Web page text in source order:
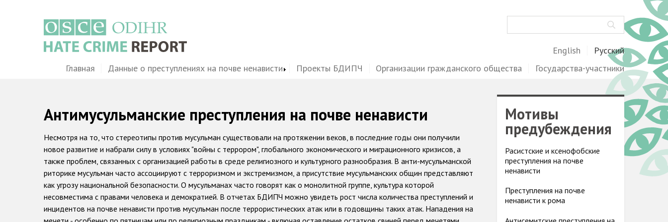
English Русский
MainГлавная Данные о преступлениях на почве ненависти Проекты БДИПЧ Организации гражданского общества Государства-участники
Антимусульманские преступления на почве ненависти
Несмотря на то, что стереотипы против мусульман существовали на протяжении веков, в последние годы они получили
новое развитие и набрали силу в условиях "войны с террором", глобального экономического и миграционного кризисов, а
также проблем, связанных с организацией работы в среде религиозного и культурного разнообразия. В анти-мусульманской
риторике мусульман часто ассоциируют с терроризмом и экстремизмом, а присутствие мусульманских общин представляют
как угрозу национальной безопасности. О мусульманах часто говорят как о монолитной группе, культура которой
несовместима с правами человека и демократией. В отчетах БДИПЧ можно увидеть рост числа количества преступлений и
инцидентов на почве ненависти против мусульман после террористических атак или в годовщины таких атак. Нападения на
Мотивы
предубеждения
Расистские и ксенофобские
преступления на почве
ненависти
Преступления на почве
ненависти к рома